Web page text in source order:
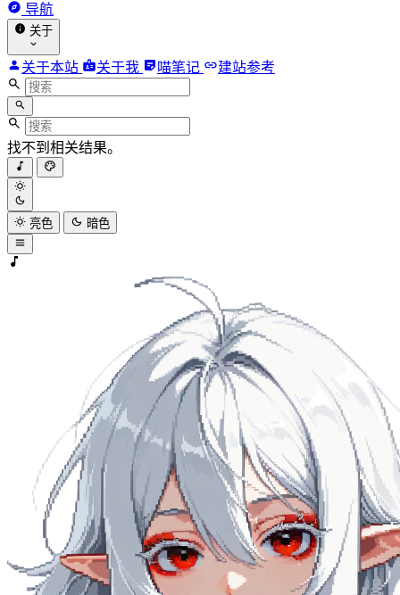
导航
关于
关于本站 关于我 喵笔记 建站参考
找不到相关结果。
亮色 暗色